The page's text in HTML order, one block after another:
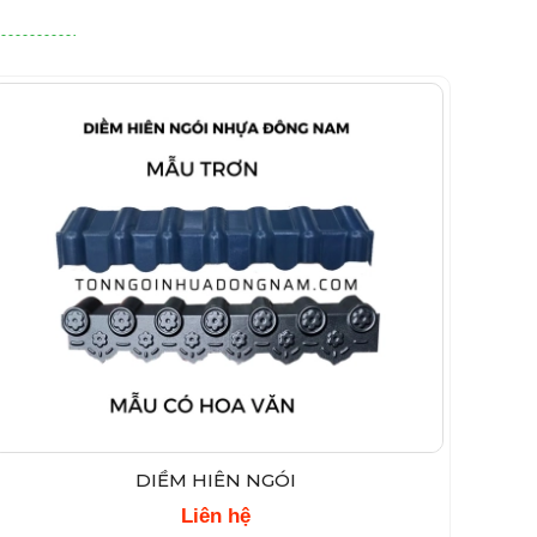
DIỀM HIÊN NGÓI
Liên hệ